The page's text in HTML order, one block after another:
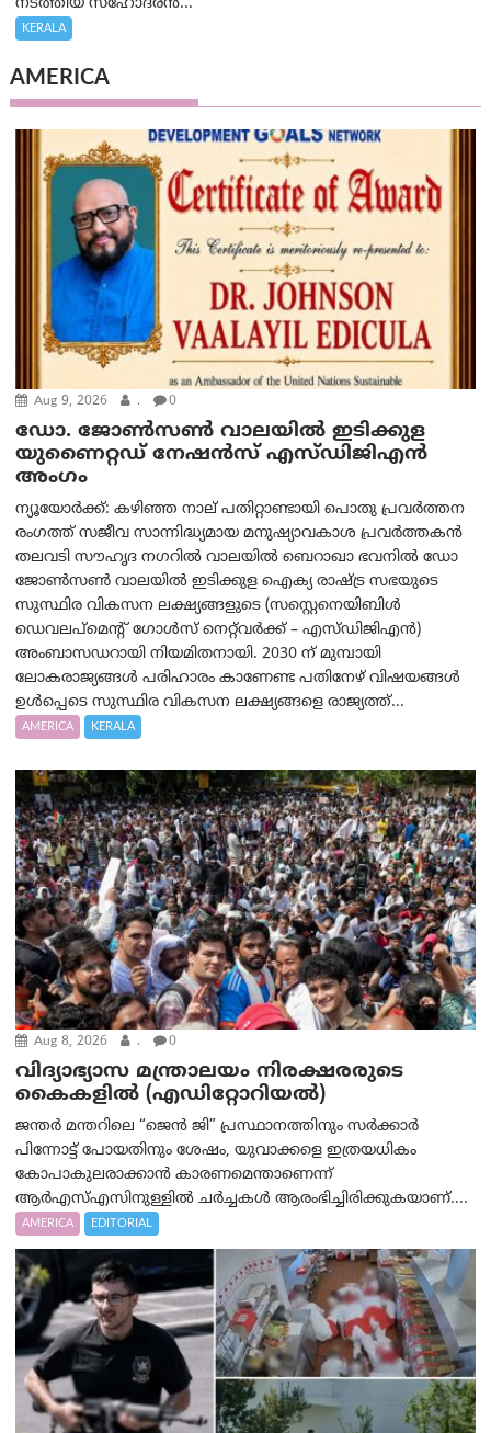
നടത്തിയ സഹോദരന്‍...
KERALA
AMERICA
Aug 9, 2026 . 0
ഡോ. ജോൺസൺ വാലയിൽ ഇടിക്കുള
യുണൈറ്റഡ് നേഷൻസ് എസ്ഡിജിഎൻ
അംഗം
ന്യൂയോര്‍ക്ക്: കഴിഞ്ഞ നാല് പതിറ്റാണ്ടായി പൊതു പ്രവർത്തന
രംഗത്ത് സജീവ സാന്നിദ്ധ്യമായ മനുഷ്യാവകാശ പ്രവർത്തകൻ
തലവടി സൗഹൃദ നഗറിൽ വാലയിൽ ബെറാഖാ ഭവനിൽ ഡോ
ജോൺസൺ വാലയിൽ ഇടിക്കുള ഐക്യ രാഷ്ട്ര സഭയുടെ
സുസ്ഥിര വികസന ലക്ഷ്യങ്ങളുടെ (സസ്റ്റെനെയിബിൾ
ഡെവലപ്‌മെന്റ് ഗോൾസ് നെറ്റ്‌വർക്ക് – എസ്ഡിജിഎൻ)
അംബാസഡറായി നിയമിതനായി. 2030 ന് മുമ്പായി
ലോകരാജ്യങ്ങൾ പരിഹാരം കാണേണ്ട പതിനേഴ് വിഷയങ്ങൾ
ഉൾപ്പെടെ സുസ്ഥിര വികസന ലക്ഷ്യങ്ങളെ രാജ്യത്ത്...
AMERICA KERALA
Aug 8, 2026 . 0
വിദ്യാഭ്യാസ മന്ത്രാലയം നിരക്ഷരരുടെ
കൈകളിൽ (എഡിറ്റോറിയല്‍)
ജന്തർ മന്തറിലെ “ജെൻ ജി” പ്രസ്ഥാനത്തിനും സർക്കാർ
പിന്നോട്ട് പോയതിനും ശേഷം, യുവാക്കളെ ഇത്രയധികം
കോപാകുലരാക്കാൻ കാരണമെന്താണെന്ന്
ആർ‌എസ്‌എസിനുള്ളിൽ ചർച്ചകൾ ആരംഭിച്ചിരിക്കുകയാണ്....
AMERICA EDITORIAL